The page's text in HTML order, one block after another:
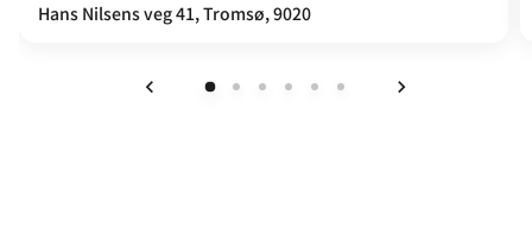
Hans Nilsens veg 41, Tromsø, 9020